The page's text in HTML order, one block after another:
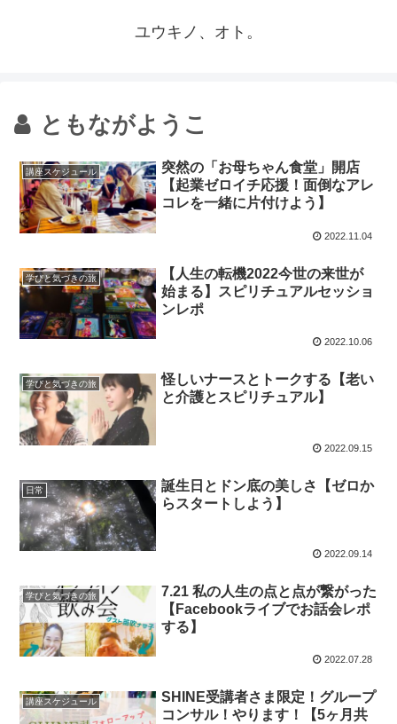
ユウキノ、オト。
ともながようこ
講座スケジュール
突然の「お母ちゃん食堂」開店
【起業ゼロイチ応援！面倒なアレ
コレを一緒に片付けよう】
2022.11.04
学びと気づきの旅
【人生の転機2022今世の来世が
始まる】スピリチュアルセッショ
ンレポ
2022.10.06
学びと気づきの旅
怪しいナースとトークする【老い
と介護とスピリチュアル】
2022.09.15
日常
誕生日とドン底の美しさ【ゼロか
らスタートしよう】
2022.09.14
学びと気づきの旅
7.21 私の人生の点と点が繋がった
【Facebookライブでお話会レポ
する】
2022.07.28
講座スケジュール
SHINE受講者さま限定！グループ
コンサル！やります！【5ヶ月共